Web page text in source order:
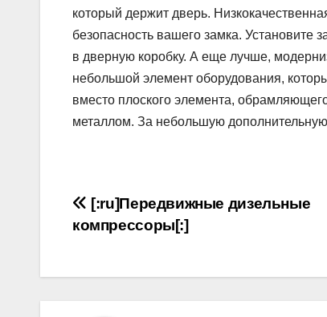
который держит дверь.
безопасность вашего замка. Установите
в дверную коробку. А еще лучше,
небольшой элемент оборудования,
вместо плоского элемента,
металлом. За небольшую дополнительную
Навигация
записям
[:ru]Передвижные дизельные
компрессоры[:]